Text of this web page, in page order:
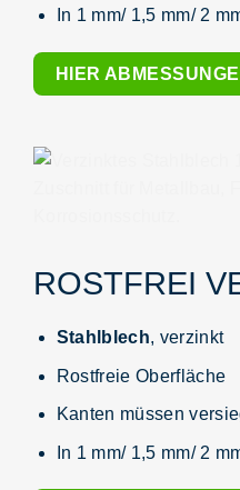
In 1 mm/ 1,5 mm/ 2
HIER
ROSTFREI
Stahlblech, verzinkt
Rostfreie Oberfläche
Kanten müssen
In 1 mm/ 1,5 mm/ 2